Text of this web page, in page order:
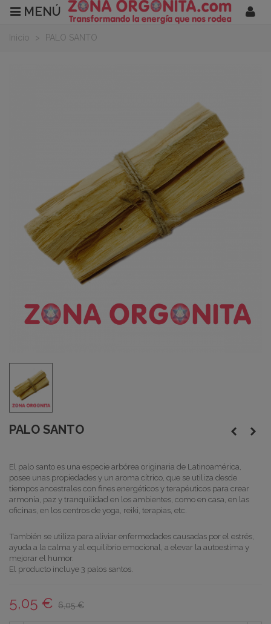
MENÚ
Inicio > PALO SANTO
PALO SANTO
El palo santo es una especie arbórea originaria de Latinoamérica,
posee unas propiedades y un aroma cítrico, que se utiliza desde
tiempos ancestrales con fines energéticos y terapéuticos para crear
armonía, paz y tranquilidad en los ambientes, como en casa, en las
oficinas, en los centros de yoga, reiki, terapias, etc.
También se utiliza para aliviar enfermedades causadas por el estrés,
ayuda a la calma y al equilibrio emocional, a elevar la autoestima y
mejorar el humor.
El producto incluye 3 palos santos.
5,05 € 6,05 €